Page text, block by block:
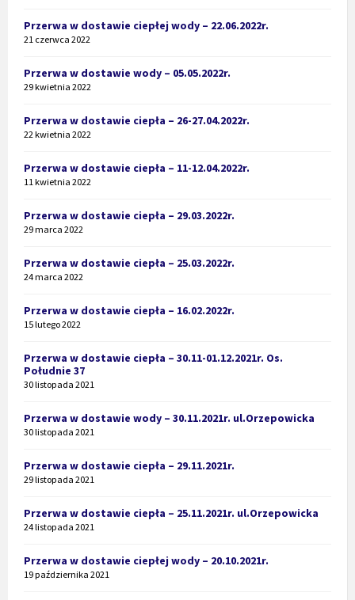
Przerwa w dostawie ciepłej wody – 22.06.2022r.
21 czerwca 2022
Przerwa w dostawie wody – 05.05.2022r.
29 kwietnia 2022
Przerwa w dostawie ciepła – 26-27.04.2022r.
22 kwietnia 2022
Przerwa w dostawie ciepła – 11-12.04.2022r.
11 kwietnia 2022
Przerwa w dostawie ciepła – 29.03.2022r.
29 marca 2022
Przerwa w dostawie ciepła – 25.03.2022r.
24 marca 2022
Przerwa w dostawie ciepła – 16.02.2022r.
15 lutego 2022
Przerwa w dostawie ciepła – 30.11-01.12.2021r. Os.
Południe 37
30 listopada 2021
Przerwa w dostawie wody – 30.11.2021r. ul.Orzepowicka
30 listopada 2021
Przerwa w dostawie ciepła – 29.11.2021r.
29 listopada 2021
Przerwa w dostawie ciepła – 25.11.2021r. ul.Orzepowicka
24 listopada 2021
Przerwa w dostawie ciepłej wody – 20.10.2021r.
19 października 2021